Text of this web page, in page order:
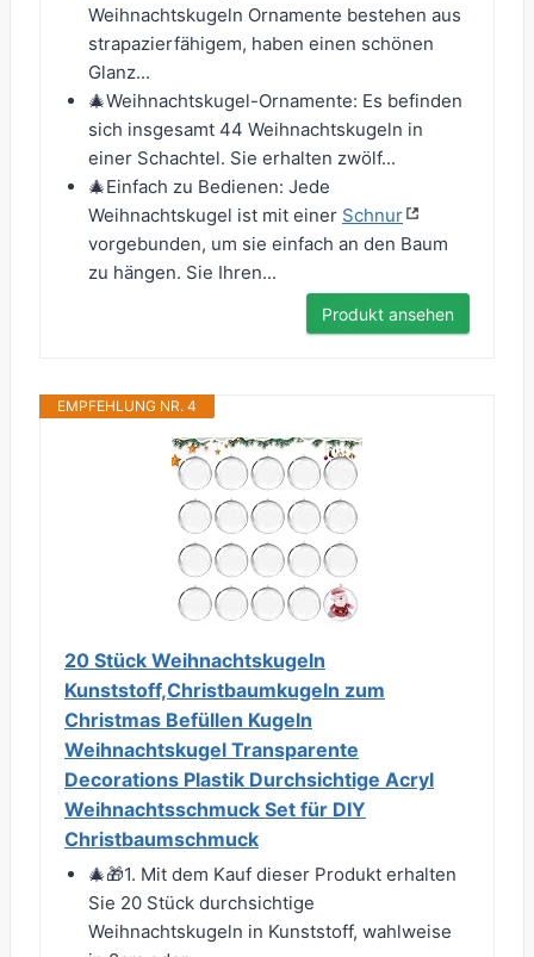
Weihnachtskugeln Ornamente bestehen aus
strapazierfähigem, haben einen schönen
Glanz...
🎄Weihnachtskugel-Ornamente: Es befinden
sich insgesamt 44 Weihnachtskugeln in
einer Schachtel. Sie erhalten zwölf...
🎄Einfach zu Bedienen: Jede
Weihnachtskugel ist mit einer Schnur
vorgebunden, um sie einfach an den Baum
zu hängen. Sie Ihren...
Produkt ansehen
EMPFEHLUNG NR. 4
20 Stück Weihnachtskugeln
Kunststoff,Christbaumkugeln zum
Christmas Befüllen Kugeln
Weihnachtskugel Transparente
Decorations Plastik Durchsichtige Acryl
Weihnachtsschmuck Set für DIY
Christbaumschmuck
🎄🎁1. Mit dem Kauf dieser Produkt erhalten
Sie 20 Stück durchsichtige
Weihnachtskugeln in Kunststoff, wahlweise